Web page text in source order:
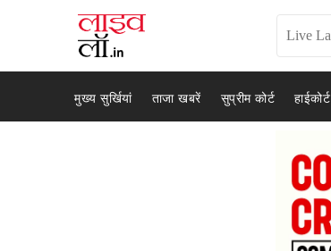
मुख्य सुर्खियां ताजा खबरें सुप्रीम कोर्ट हाईकोर्ट